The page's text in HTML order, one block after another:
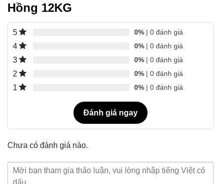
Hồng 12KG
5 0% | 0 đánh giá
4 0% | 0 đánh giá
3 0% | 0 đánh giá
2 0% | 0 đánh giá
1 0% | 0 đánh giá
Đánh giá ngay
Chưa có đánh giá nào.